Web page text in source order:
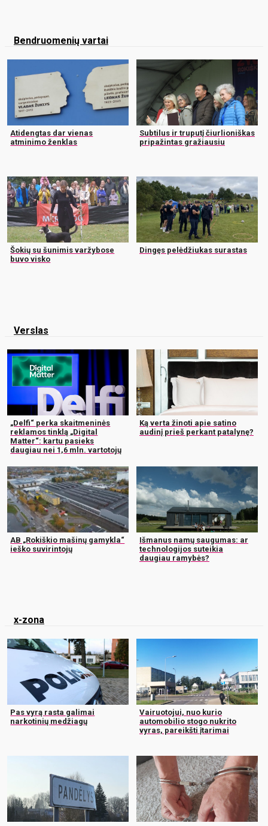
Bendruomenių vartai
Atidengtas dar vienas
atminimo ženklas
Subtilus ir truputį čiurlioniškas
pripažintas gražiausiu
Šokių su šunimis varžybose
buvo visko
Dingęs pelėdžiukas surastas
Verslas
„Delfi“ perka skaitmeninės
reklamos tinklą „Digital
Matter“: kartu pasieks
daugiau nei 1,6 mln. vartotojų
Ką verta žinoti apie satino
audinį prieš perkant patalynę?
AB „Rokiškio mašinų gamykla“
ieško suvirintojų
Išmanus namų saugumas: ar
technologijos suteikia
daugiau ramybės?
x-zona
Pas vyrą rasta galimai
narkotinių medžiagų
Vairuotojui, nuo kurio
automobilio stogo nukrito
vyras, pareikšti įtarimai